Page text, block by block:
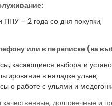
ППУ – 2 года со дня покупки;
или в переписке (на
касающиеся выбора и
в наладке ульев;
о работе с ульями и
долговечные и